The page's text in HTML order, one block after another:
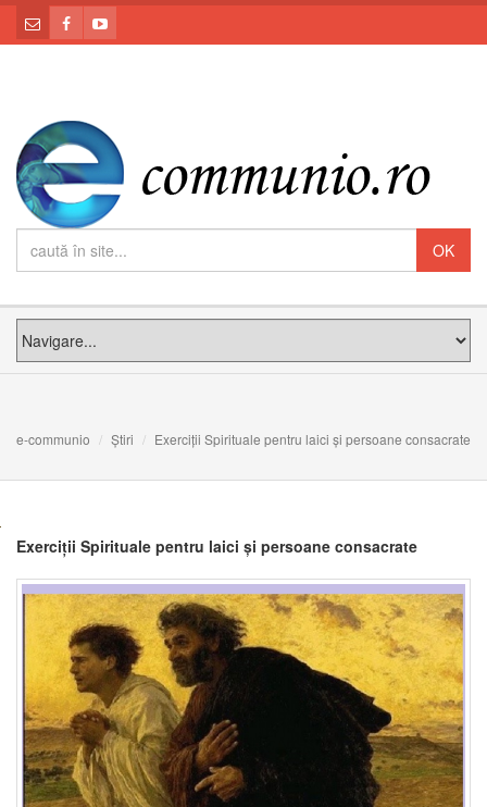
e-communio Știri Exerciții Spirituale pentru laici și persoane consacrate
Exerciții Spirituale pentru laici și persoane consacrate